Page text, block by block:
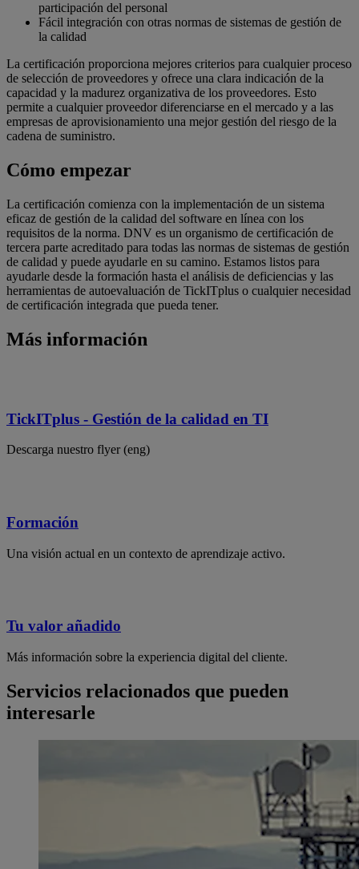
participación del personal
Fácil integración con otras normas de sistemas de gestión de
la calidad
La certificación proporciona mejores criterios para cualquier proceso
de selección de proveedores y ofrece una clara indicación de la
capacidad y la madurez organizativa de los proveedores. Esto
permite a cualquier proveedor diferenciarse en el mercado y a las
empresas de aprovisionamiento una mejor gestión del riesgo de la
cadena de suministro.
Cómo empezar
La certificación comienza con la implementación de un sistema
eficaz de gestión de la calidad del software en línea con los
requisitos de la norma. DNV es un organismo de certificación de
tercera parte acreditado para todas las normas de sistemas de gestión
de calidad y puede ayudarle en su camino. Estamos listos para
ayudarle desde la formación hasta el análisis de deficiencias y las
herramientas de autoevaluación de TickITplus o cualquier necesidad
de certificación integrada que pueda tener.
Más información
TickITplus - Gestión de la calidad en TI
Descarga nuestro flyer (eng)
Formación
Una visión actual en un contexto de aprendizaje activo.
Tu valor añadido
Más información sobre la experiencia digital del cliente.
Servicios relacionados que pueden
interesarle